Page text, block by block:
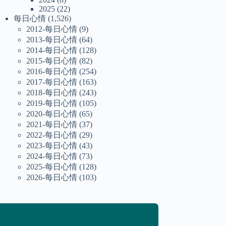
2025 (22)
每日心情 (1,526)
2012-每日心情 (9)
2013-每日心情 (64)
2014-每日心情 (128)
2015-每日心情 (82)
2016-每日心情 (254)
2017-每日心情 (163)
2018-每日心情 (243)
2019-每日心情 (105)
2020-每日心情 (65)
2021-每日心情 (37)
2022-每日心情 (29)
2023-每日心情 (43)
2024-每日心情 (73)
2025-每日心情 (128)
2026-每日心情 (103)